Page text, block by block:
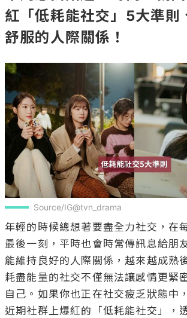
紅「低耗能社交」5大準則
舒服的人際關係！
Source/IG@tvn_drama
年輕的時候總想著要盡全力社交，在
最後一刻，平時也會時常傳訊息給朋
能維持良好的人際關係，越來越成熟
耗盡能量的社交不僅無法讓感情更緊
自己。如果你也正在社交疲乏狀態中
近期社群上爆紅的「低耗能社交」，